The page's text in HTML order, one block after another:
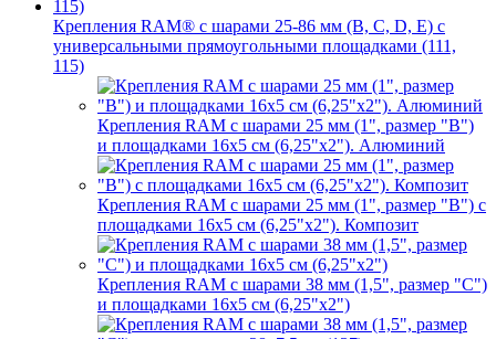
Крепления RAM® с шарами 25-86 мм (B, C, D, E) с
универсальными прямоугольными площадками (111,
115)
Крепления RAM с шарами 25 мм (1", размер "B")
и площадками 16х5 см (6,25"х2"). Алюминий
Крепления RAM с шарами 25 мм (1", размер "B") с
площадками 16х5 см (6,25"х2"). Композит
Крепления RAM с шарами 38 мм (1,5", размер "C")
и площадками 16х5 см (6,25"х2")